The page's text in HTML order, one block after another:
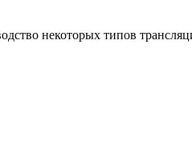
некоторых типов